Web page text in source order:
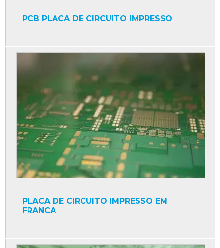
PCB PLACA DE CIRCUITO IMPRESSO
PLACA DE CIRCUITO IMPRESSO EM
FRANCA